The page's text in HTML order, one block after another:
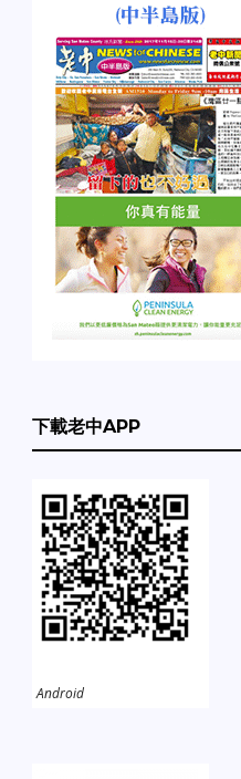
下載老中APP
Android